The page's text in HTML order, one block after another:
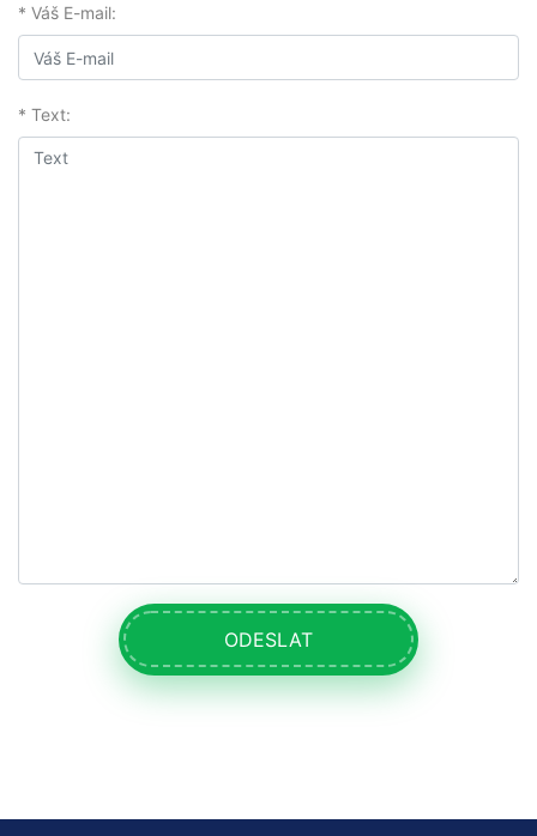
* Váš E-mail:
* Text:
ODESLAT